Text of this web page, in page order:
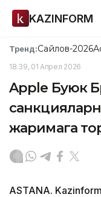
KAZINFORM
Тренд:Сайлов-2026
18:39, 01 Апрел 2026
Apple Буюк
жаримага
ASTANA.